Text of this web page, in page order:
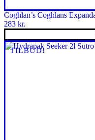
Coghlan’s Coghlans
283 kr.
TILBUD!